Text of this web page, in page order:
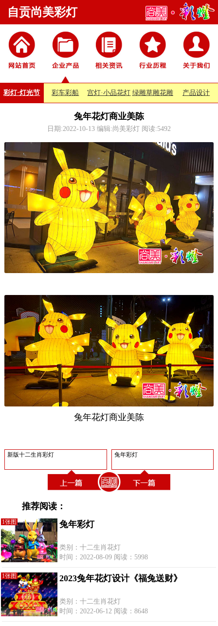
自贡尚美彩灯
彩灯·灯光节 彩车彩船 宫灯·小品花灯 绿雕草雕花雕 产品设计
兔年花灯商业美陈
日期:2022-10-13 编辑:尚美彩灯 阅读:5492
兔年花灯商业美陈
新版十二生肖彩灯 兔年彩灯
推荐阅读：
1张图 兔年彩灯
类别：十二生肖花灯
时间：2022-08-09 阅读：5998
1张图 2023兔年花灯设计《福兔送财》
类别：十二生肖花灯
时间：2022-06-12 阅读：8648